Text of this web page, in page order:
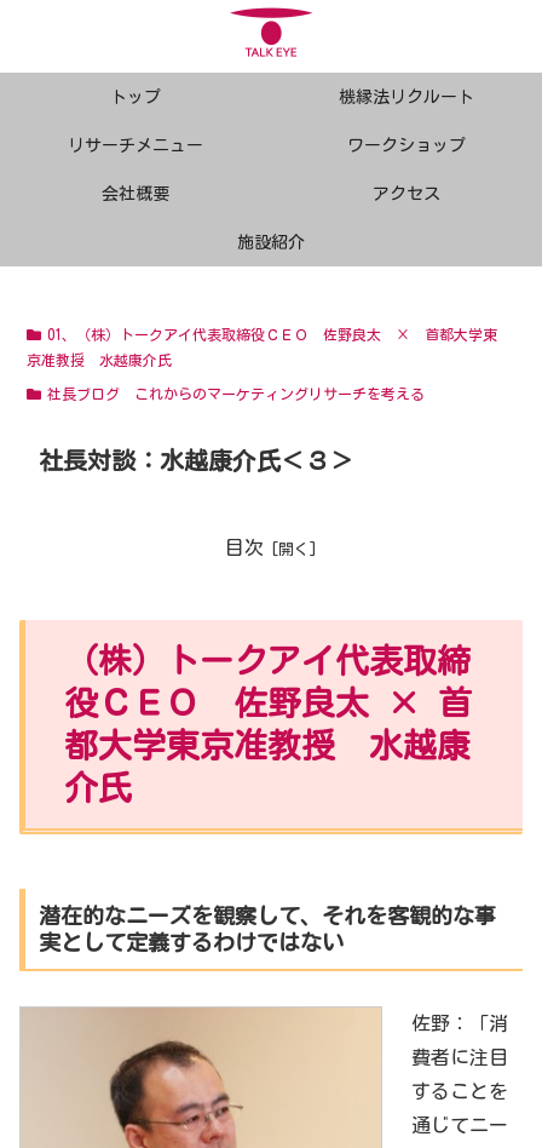
トップ 機縁法リクルート
リサーチメニュー ワークショップ
会社概要 アクセス
施設紹介
01、（株）トークアイ代表取締役ＣＥＯ 佐野良太 × 首都大学東
京准教授 水越康介氏
社長ブログ これからのマーケティングリサーチを考える
社長対談：水越康介氏＜３＞
目次
（株）トークアイ代表取締
役ＣＥＯ 佐野良太 × 首
都大学東京准教授 水越康
介氏
潜在的なニーズを観察して、それを客観的な事
実として定義するわけではない
佐野：「消
費者に注目
することを
通じてニー